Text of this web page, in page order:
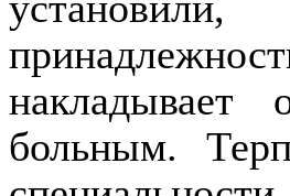
накладывает
больным.